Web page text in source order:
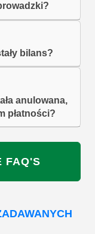
bilans?
anulowana,
płatności?
FAQ'S